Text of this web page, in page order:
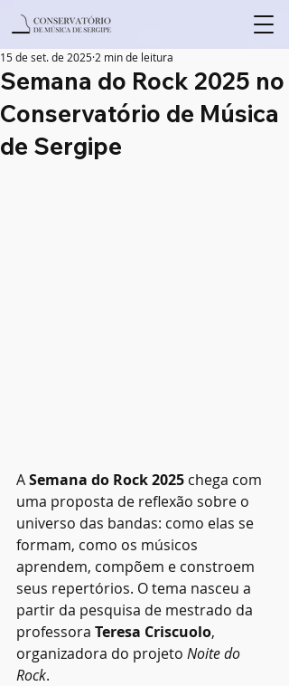
Semana do Rock 2025 no
Conservatório de Música
de Sergipe
15 de set. de 2025 2 min de leitura
A Semana do Rock 2025 chega com
uma proposta de reflexão sobre o
universo das bandas: como elas se
formam, como os músicos
aprendem, compõem e constroem
seus repertórios. O tema nasceu a
partir da pesquisa de mestrado da
professora Teresa Criscuolo,
organizadora do projeto Noite do
Rock.